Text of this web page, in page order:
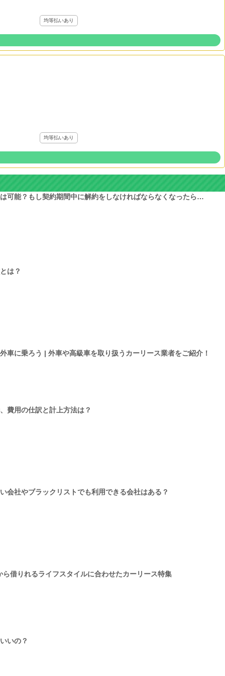
均等払いあり
均等払いあり
可能？もし契約期間中に解約をしなければならなくなったら…
は？
車に乗ろう | 外車や高級車を取り扱うカーリース業者をご紹介！
費用の仕訳と計上方法は？
会社やブラックリストでも利用できる会社はある？
借りれるライフスタイルに合わせたカーリース特集
いの？